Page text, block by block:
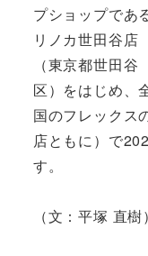
プショップであ
リノカ世田谷店
（東京都世田谷
区）をはじめ、
国のフレックス
店ともに）で
す。
（文：平塚 直樹）